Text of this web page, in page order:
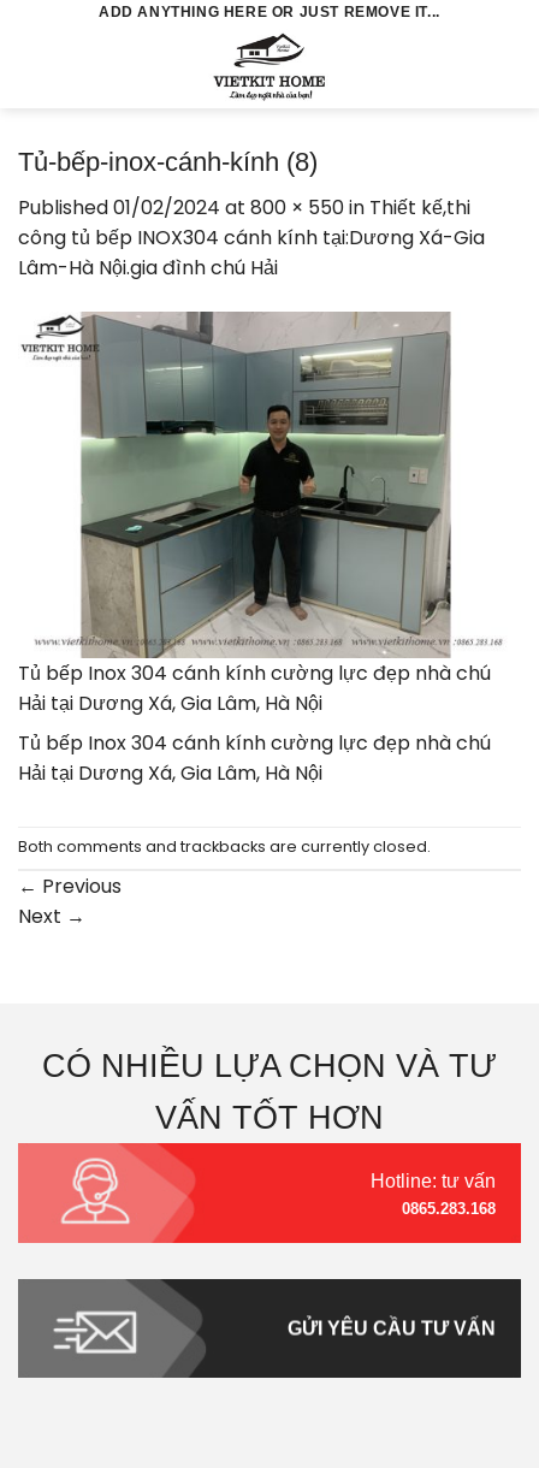
ADD ANYTHING HERE OR JUST REMOVE IT...
Tủ-bếp-inox-cánh-kính (8)
Published01/02/2024 at 800 × 550in Thiết kế,thi
công tủ bếp INOX304 cánh kính tại:Dương Xá-Gia
Lâm-Hà Nội.gia đình chú Hải
Tủ bếp Inox 304 cánh kính cường lực đẹp nhà chú
Hải tại Dương Xá, Gia Lâm, Hà Nội
Tủ bếp Inox 304 cánh kính cường lực đẹp nhà chú
Hải tại Dương Xá, Gia Lâm, Hà Nội
Both comments and trackbacks are currently closed.
← Previous
Next →
CÓ NHIỀU LỰA CHỌN VÀ TƯ
VẤN TỐT HƠN
Hotline: tư vấn
0865.283.168
GỬI YÊU CẦU TƯ VẤN